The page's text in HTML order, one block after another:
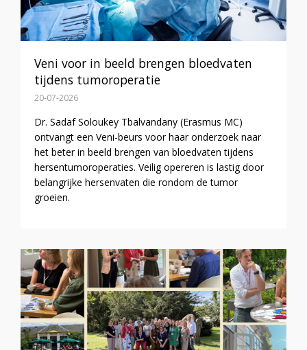
Veni voor in beeld brengen bloedvaten
tijdens tumoroperatie
20-07-2026
Dr. Sadaf Soloukey Tbalvandany (Erasmus MC)
ontvangt een Veni-beurs voor haar onderzoek naar
het beter in beeld brengen van bloedvaten tijdens
hersentumoroperaties. Veilig opereren is lastig door
belangrijke hersenvaten die rondom de tumor
groeien.